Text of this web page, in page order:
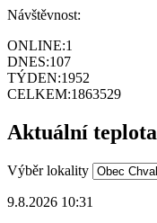
Návštěvnost:
ONLINE:1
DNES:107
TÝDEN:1952
CELKEM:1863529
Aktuální teplota
Výběr lokality
9.8.2026 10:31